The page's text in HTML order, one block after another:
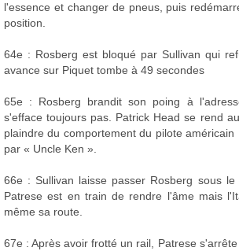
l'essence et changer de pneus, puis
position.
64e : Rosberg est bloqué par Sullivan qui
avance sur Piquet tombe à 49 secondes
65e : Rosberg brandit son poing à
s'efface toujours pas. Patrick Head se rend
plaindre du comportement du pilote américain
par « Uncle Ken ».
66e : Sullivan laisse passer Rosberg sous
Patrese est en train de rendre l'âme mais
même sa route.
67e : Après avoir frotté un rail, Patrese